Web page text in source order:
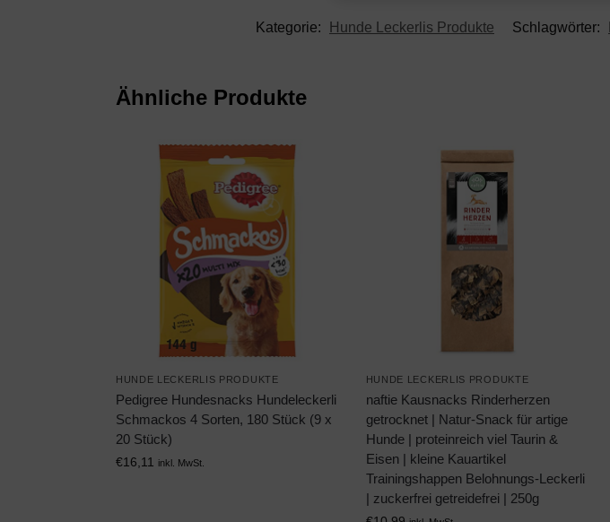
Kategorie: Hunde Leckerlis Produkte Schlagwörter:
Ähnliche Produkte
HUNDE LECKERLIS PRODUKTE
Pedigree Hundesnacks Hundeleckerli
Schmackos 4 Sorten, 180 Stück (9 x
20 Stück)
€16,11 inkl. MwSt.
HUNDE LECKERLIS PRODUKTE
naftie Kausnacks Rinderherzen
getrocknet | Natur-Snack für artige
Hunde | proteinreich viel Taurin &
Eisen | kleine Kauartikel
Trainingshappen Belohnungs-Leckerli
| zuckerfrei getreidefrei | 250g